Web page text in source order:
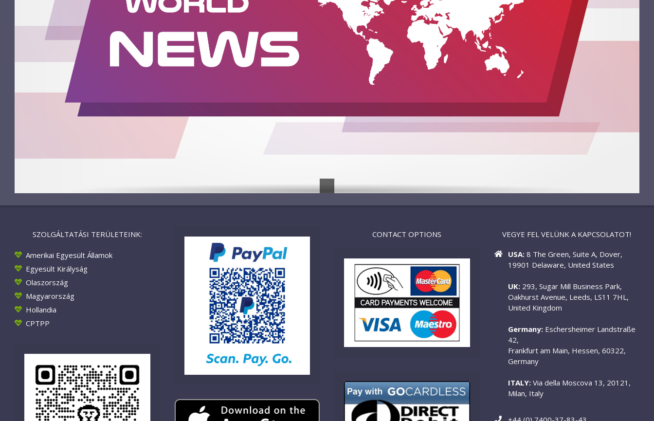
SZOLGÁLTATÁSI TERÜLETEINK:
Amerikai Egyesült Államok
Egyesült Királyság
Olaszország
Magyarország
Hollandia
CPTPP
CONTACT OPTIONS VEGYE FEL VELÜNK A KAPCSOLATOT!
USA: 8 The Green, Suite A, Dover,
19901 Delaware, United States
UK: 293, Sugar Mill Business Park,
Oakhurst Avenue, Leeds, LS11 7HL,
United Kingdom
Germany: Eschersheimer Landstraße
42,
Frankfurt am Main, Hessen, 60322,
Germany
ITALY: Via della Moscova 13, 20121,
Milan, Italy